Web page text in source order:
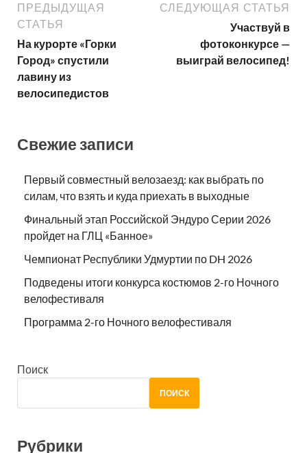
ПРЕДЫДУЩАЯ
СТАТЬЯ
На курорте «Горки
Город» спустили
лавину из
велосипедистов
СЛЕДУЮЩАЯ СТАТЬЯ
Участвуй в
фотоконкурсе —
выиграй велосипед!
Свежие записи
Первый совместный велозаезд: как выбрать по
силам, что взять и куда приехать в выходные
Финальный этап Российской Эндуро Серии 2026
пройдет на ГЛЦ «Банное»
Чемпионат Республики Удмуртии по DH 2026
Подведены итоги конкурса костюмов 2-го Ночного
велофестиваля
Программа 2-го Ночного велофестиваля
Поиск
ПОИСК
Рубрики